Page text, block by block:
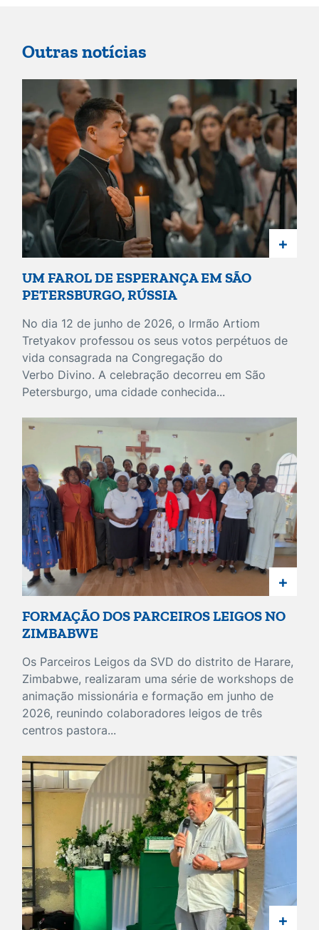
Outras notícias
+
UM FAROL DE ESPERANÇA EM SÃO
PETERSBURGO, RÚSSIA
No dia 12 de junho de 2026, o Irmão Artiom
Tretyakov professou os seus votos perpétuos de
vida consagrada na Congregação do
Verbo Divino. A celebração decorreu em São
Petersburgo, uma cidade conhecida...
+
FORMAÇÃO DOS PARCEIROS LEIGOS NO
ZIMBABWE
Os Parceiros Leigos da SVD do distrito de Harare,
Zimbabwe, realizaram uma série de workshops de
animação missionária e formação em junho de
2026, reunindo colaboradores leigos de três
centros pastora...
+